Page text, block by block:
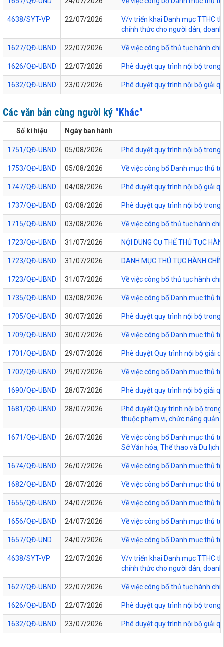
4638/SYT-VP 22/07/2026
V/v triển khai Danh mục TTHC
chính thức cho người dân,
1627/QĐ-UBND 22/07/2026 Về việc công bố thủ tục hành
1626/QĐ-UBND 22/07/2026 Phê duyệt quy trình nội bộ trong
1632/QĐ-UBND 23/07/2026 Phê duyệt quy trình nội bộ giải
Các văn bản cùng người ký "Khác"
Số kí hiệu Ngày ban hành
1751/QĐ-UBND 05/08/2026 Phê duyệt quy trình nội bộ
1753/QĐ-UBND 05/08/2026 Về việc công bố Danh mục thủ
1747/QĐ-UBND 04/08/2026 Phê duyệt quy trình nội bộ giải
1737/QĐ-UBND 03/08/2026 Phê duyệt quy trình nội bộ
1715/QĐ-UBND 03/08/2026 Về việc công bố thủ tục hành
1723/QĐ-UBND 31/07/2026 NỘI DUNG CỤ THỂ THỦ TỤC
1723/QĐ-UBND 31/07/2026 DANH MỤC THỦ TỤC HÀNH
1723/QĐ-UBND 31/07/2026 Về việc công bố thủ tục hành
1735/QĐ-UBND 03/08/2026 Về việc công bố Danh mục thủ
1705/QĐ-UBND 30/07/2026 Phê duyệt quy trình nội bộ
1709/QĐ-UBND 30/07/2026 Về việc công bố Danh mục thủ
1701/QĐ-UBND 29/07/2026 Phê duyệt Quy trình nội bộ giải
1702/QĐ-UBND 29/07/2026 Về việc công bố Danh mục thủ
1690/QĐ-UBND 28/07/2026 Phê duyệt quy trình nội bộ giải
1681/QĐ-UBND 28/07/2026
Phê duyệt Quy trình nội bộ
thuộc phạm vi, chức năng quản
1671/QĐ-UBND 26/07/2026
Về việc công bố Danh mục thủ
Sở Văn hóa, Thể thao và Du lịch
1674/QĐ-UBND 26/07/2026 Về việc công bố Danh mục thủ
1682/QĐ-UBND 28/07/2026 Về việc công bố Danh mục thủ
1655/QĐ-UBND 24/07/2026 Về việc công bố Danh mục thủ
1656/QĐ-UBND 24/07/2026 Về việc công bố Danh mục thủ
1657/QĐ-UND 24/07/2026 Về việc công bố Danh mục thủ
4638/SYT-VP 22/07/2026
V/v triển khai Danh mục TTHC
chính thức cho người dân,
1627/QĐ-UBND 22/07/2026 Về việc công bố thủ tục hành
1626/QĐ-UBND 22/07/2026 Phê duyệt quy trình nội bộ trong
1632/QĐ-UBND 23/07/2026 Phê duyệt quy trình nội bộ giải